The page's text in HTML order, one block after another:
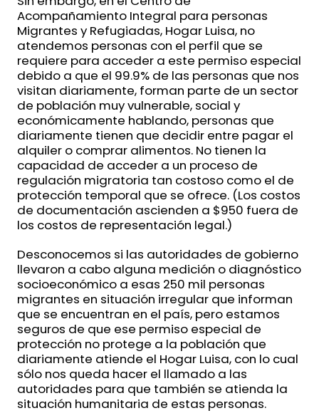
Acompañamiento Integral para personas
Migrantes y Refugiadas, Hogar Luisa, no
atendemos personas con el perfil que se
requiere para acceder a este permiso especial
debido a que el 99.9% de las personas que nos
visitan diariamente, forman parte de un sector
de población muy vulnerable, social y
económicamente hablando, personas que
diariamente tienen que decidir entre pagar el
alquiler o comprar alimentos. No tienen la
capacidad de acceder a un proceso de
regulación migratoria tan costoso como el de
protección temporal que se ofrece. (Los costos
de documentación ascienden a $950 fuera de
los costos de representación legal.)
Desconocemos si las autoridades de gobierno
llevaron a cabo alguna medición o diagnóstico
socioeconómico a esas 250 mil personas
migrantes en situación irregular que informan
que se encuentran en el país, pero estamos
seguros de que ese permiso especial de
protección no protege a la población que
diariamente atiende el Hogar Luisa, con lo cual
sólo nos queda hacer el llamado a las
autoridades para que también se atienda la
situación humanitaria de estas personas.